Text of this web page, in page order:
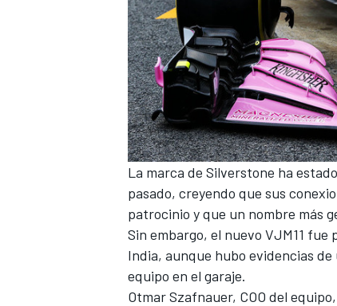
La marca de Silverstone ha
pasado, creyendo que sus
patrocinio y que un nombre más
Sin embargo, el nuevo VJM11
India, aunque hubo evidencias
equipo en el garaje.
Otmar Szafnauer, COO del